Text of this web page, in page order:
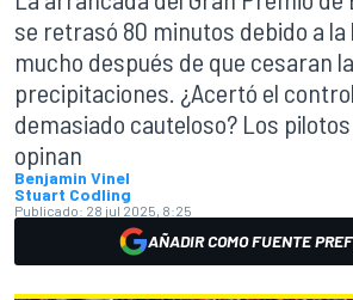
se retrasó 80 minutos debido a la
mucho después de que cesaran
precipitaciones. ¿Acertó el
demasiado cauteloso? Los pilotos
opinan
Benjamin Vinel
Stuart Codling
Publicado: 28 jul 2025, 8:25
AÑADIR COMO FUENTE